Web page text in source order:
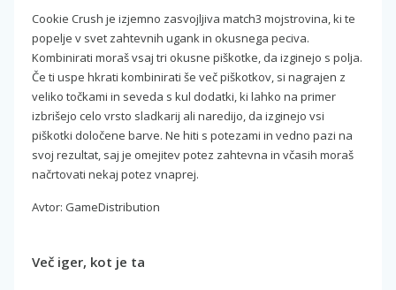
Cookie Crush je izjemno zasvojljiva match3 mojstrovina, ki te
popelje v svet zahtevnih ugank in okusnega peciva.
Kombinirati moraš vsaj tri okusne piškotke, da izginejo s polja.
Če ti uspe hkrati kombinirati še več piškotkov, si nagrajen z
veliko točkami in seveda s kul dodatki, ki lahko na primer
izbrišejo celo vrsto sladkarij ali naredijo, da izginejo vsi
piškotki določene barve. Ne hiti s potezami in vedno pazi na
svoj rezultat, saj je omejitev potez zahtevna in včasih moraš
načrtovati nekaj potez vnaprej.
Avtor: GameDistribution
Več iger, kot je ta